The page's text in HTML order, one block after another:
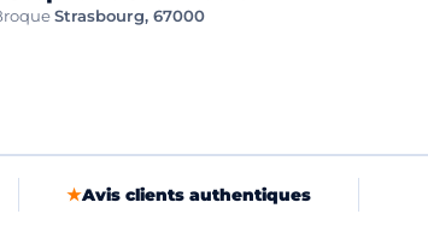
Strasbourg, 67000
★Avis clients authentiques